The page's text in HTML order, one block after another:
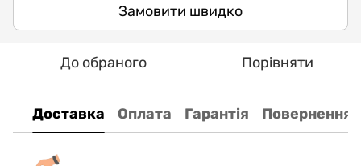
Замовити швидко
До обраного Порівняти
Доставка Оплата Гарантія Повернення